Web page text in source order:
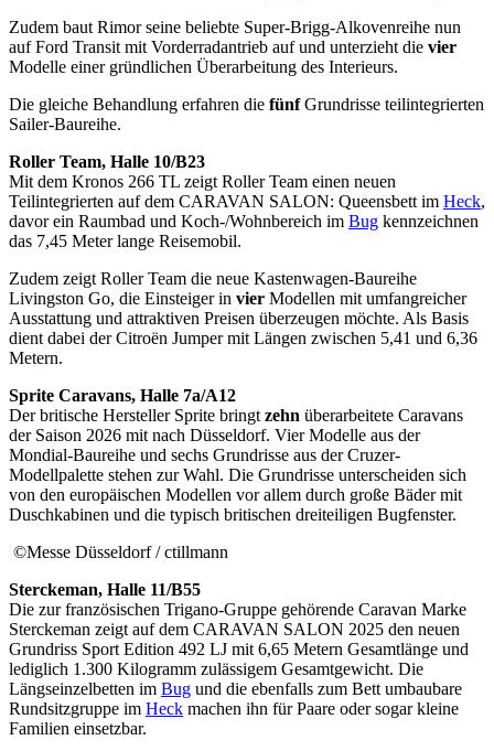
Zudem baut Rimor seine beliebte Super-Brigg-Alkovenreihe nun
auf Ford Transit mit Vorderradantrieb auf und unterzieht die vier
Modelle einer gründlichen Überarbeitung des Interieurs.
Die gleiche Behandlung erfahren die fünfGrundrisse teilintegrierten
Sailer-Baureihe.
Roller Team, Halle 10/B23
Mit dem Kronos 266 TL zeigt Roller Team einen neuen
Teilintegrierten auf dem CARAVAN SALON: Queensbett im Heck,
davor ein Raumbad und Koch-/Wohnbereich im Bug kennzeichnen
das 7,45 Meter lange Reisemobil.
Zudem zeigt Roller Team die neue Kastenwagen-Baureihe
Livingston Go, die Einsteiger in vier Modellen mit umfangreicher
Ausstattung und attraktiven Preisen überzeugen möchte. Als Basis
dient dabei der Citroën Jumper mit Längen zwischen 5,41 und 6,36
Metern.
Sprite Caravans, Halle 7a/A12
Der britische Hersteller Sprite bringt zehn überarbeitete Caravans
der Saison 2026 mit nach Düsseldorf. Vier Modelle aus der
Mondial-Baureihe und sechs Grundrisse aus der Cruzer-
Modellpalette stehen zur Wahl. Die Grundrisse unterscheiden sich
von den europäischen Modellen vor allem durch große Bäder mit
Duschkabinen und die typisch britischen dreiteiligen Bugfenster.
©Messe Düsseldorf / ctillmann
Sterckeman, Halle 11/B55
Die zur französischen Trigano-Gruppe gehörende Caravan Marke
Sterckeman zeigt auf dem CARAVAN SALON 2025 den neuen
Grundriss Sport Edition 492 LJ mit 6,65 Metern Gesamtlänge und
lediglich 1.300 Kilogramm zulässigem Gesamtgewicht. Die
Längseinzelbetten im Bug und die ebenfalls zum Bett umbaubare
Rundsitzgruppe im Heck machen ihn für Paare oder sogar kleine
Familien einsetzbar.